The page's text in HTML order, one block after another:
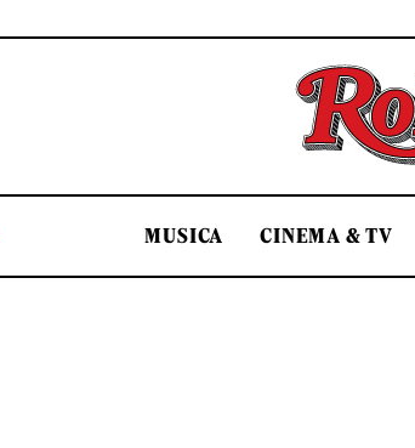
MUSICA CINEMA & TV